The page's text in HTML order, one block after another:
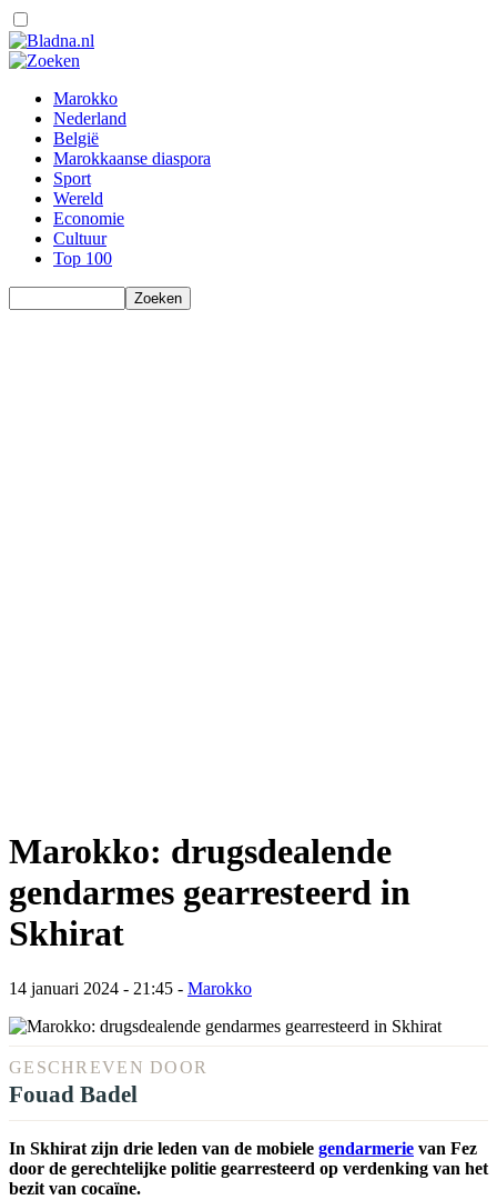
Marokko
Nederland
België
Marokkaanse diaspora
Sport
Wereld
Economie
Cultuur
Top 100
Marokko: drugsdealende
gendarmes gearresteerd in
Skhirat
14 januari 2024 - 21:45 - Marokko
GESCHREVEN DOOR
Fouad Badel
In Skhirat zijn drie leden van de mobiele gendarmerie van Fez
door de gerechtelijke politie gearresteerd op verdenking van het
bezit van cocaïne.